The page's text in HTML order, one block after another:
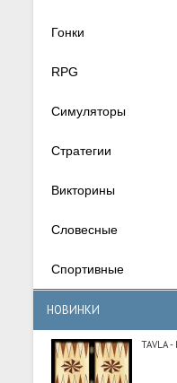
Гонки
RPG
Симуляторы
Стратегии
Викторины
Словесные
Спортивные
НОВИНКИ
TAVLA -